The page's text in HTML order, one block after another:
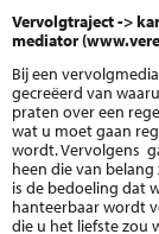
Vervolgtraject ->
mediator
Bij een
gecreëerd van
praten over een
wat u moet gaan
wordt. Vervolgens
heen die van
is de bedoeling dat
hanteerbaar wordt
die u het liefste zou